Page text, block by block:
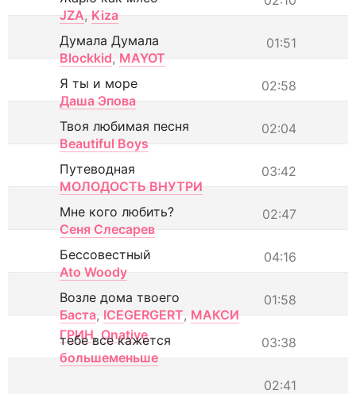
JZA, Kiza
01:51
Думала Думала
Blockkid, MAYOT
02:58
Я ты и море
Даша Эпова
02:04
Твоя любимая песня
Beautiful Boys
03:42
Путеводная
МОЛОДОСТЬ ВНУТРИ
02:47
Мне кого любить?
Сеня Слесарев
04:16
Бессовестный
Ato Woody
01:58
Возле дома твоего
Баста, ICEGERGERT, МАКСИ
ГРИН, Onative 03:38
тебе все кажется
большеменьше
02:41